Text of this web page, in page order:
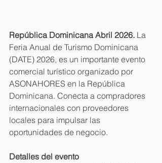
República Dominicana Abril 2026. La
Feria Anual de Turismo Dominicana
(DATE) 2026, es un importante evento
comercial turístico organizado por
ASONAHORES en la República
Dominicana. Conecta a compradores
internacionales con proveedores
locales para impulsar las
oportunidades de negocio.
Detalles del evento